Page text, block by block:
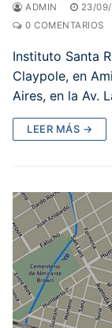
ADMIN 23/
0 COMENTARIOS
Instituto Santa
Claypole, en
Aires, en la Av.
LEER MÁS →